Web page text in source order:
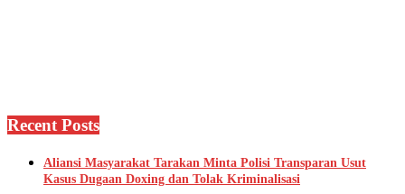
Recent Posts
Aliansi Masyarakat Tarakan Minta Polisi Transparan Usut
Kasus Dugaan Doxing dan Tolak Kriminalisasi